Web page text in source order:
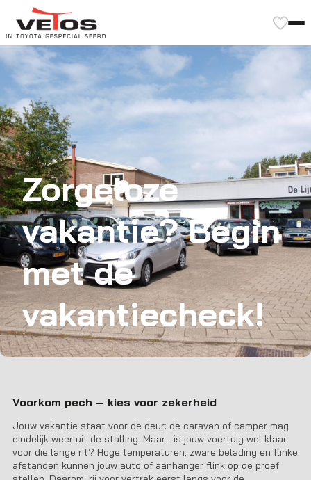
Zorgeloze
vakantie? Begin
met de
vakantiecheck!
Voorkom pech – kies voor zekerheid
Jouw vakantie staat voor de deur: de caravan of camper mag
eindelijk weer uit de stalling. Maar… is jouw voertuig wel klaar
voor die lange rit? Hoge temperaturen, zware belading en flinke
afstanden kunnen jouw auto of aanhanger flink op de proef